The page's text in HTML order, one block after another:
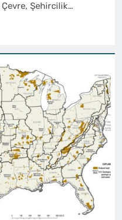
Çevre, Şehircilik…